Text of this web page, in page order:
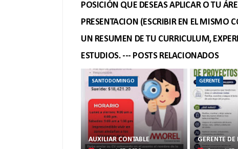
POSICIÓN QUE DESEAS APLICAR O TU
PRESENTACION (ESCRIBIR EN EL MISMO
UN RESUMEN DE TU CURRICULUM,
ESTUDIOS. --- POSTS RELACIONADOS
SANTODOMINGO
AUXILIAR CONTABLE
GERENTE
GERENTE DE